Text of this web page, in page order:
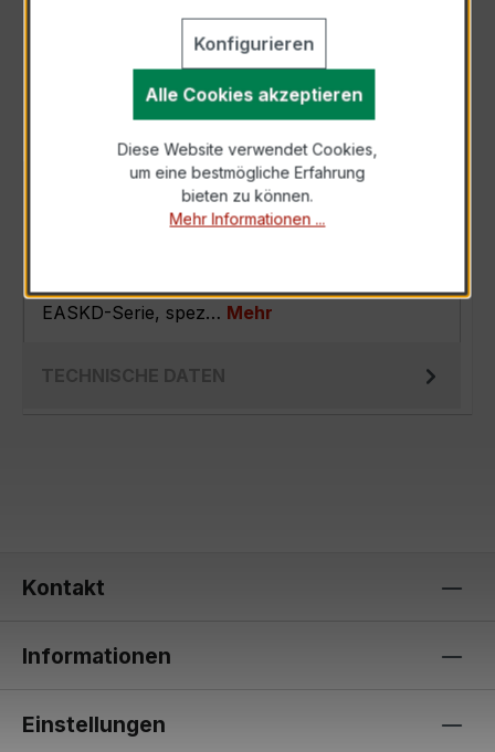
Als PDF exportieren
Der EASKD 31.5 3x250/5A 15VA Kl.0,5 ist ein
Verrechnungsstromwandler der bewährten
EASKD-Serie, spez… Mehr
TECHNISCHE DATEN
Kontakt
Informationen
Einstellungen
Konfigurieren
Alle Cookies akzeptieren
Diese Website verwendet Cookies,
um eine bestmögliche Erfahrung
bieten zu können.
Mehr Informationen ...